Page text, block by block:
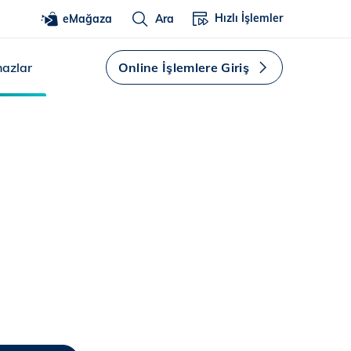
eMağaza Ara Hızlı İşlemler
Online İşlemlere Giriş